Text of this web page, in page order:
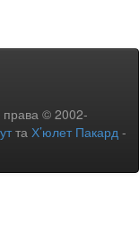
права © 2002-
та Х’юлет Пакард -